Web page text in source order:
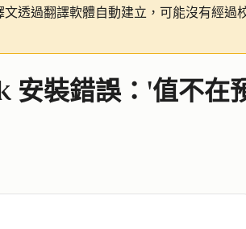
文透過翻譯軟體自動建立，可能沒有經
安裝錯誤：'值不在